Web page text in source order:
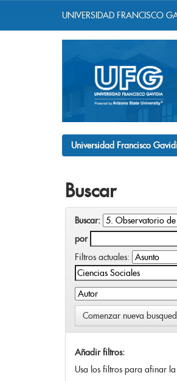
UNIVERSIDAD FRANCISCO
Universidad Francisco
Buscar
Buscar:
por
Filtros actuales:
Comenzar nueva
Añadir filtros:
Usa los filtros para afinar